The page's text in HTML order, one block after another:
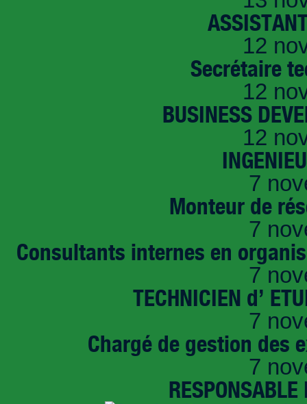
12
Secrétaire
12
BUSINESS
12
7
Monteur de
7
Consultants internes en
7
TECHNICIEN d’
7
Chargé de gestion des
7